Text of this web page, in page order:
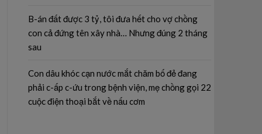
B-án đất được 3 tỷ, tôi đưa hết cho vợ chồng
con cả đứng tên xây nhà… Nhưng đúng 2 tháng
sau
Con dâu khóc cạn nước mắt chăm bố đẻ đang
phải c-ấp c-ứu trong bệnh viện, mẹ chồng gọi 22
cuộc điện thoại bắt về nấu cơm